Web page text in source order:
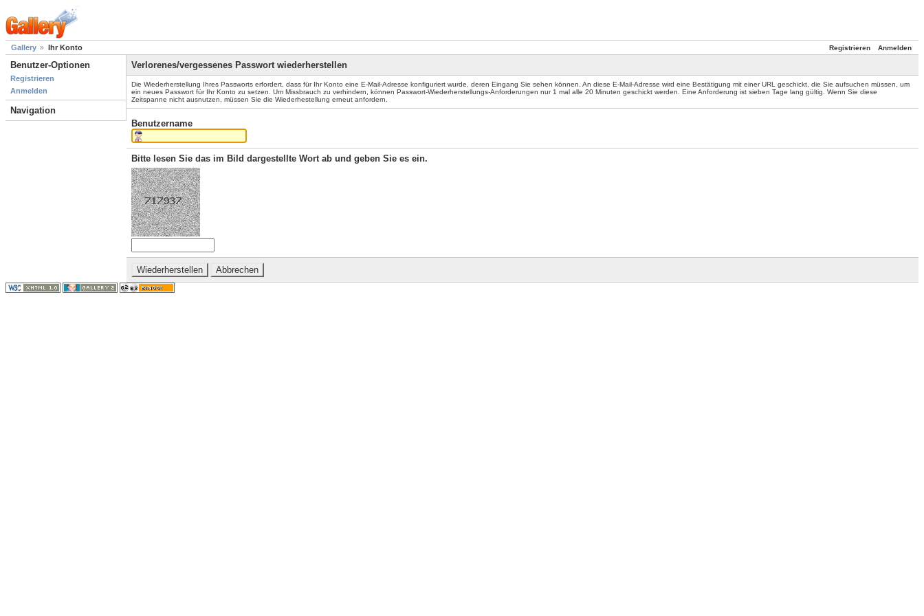
Registrieren Anmelden
Gallery Ihr Konto
Benutzer-Optionen
Registrieren
Anmelden
Navigation
Verlorenes/vergessenes Passwort wiederherstellen
Die Wiederherstellung Ihres Passworts erfordert, dass für Ihr Konto eine E-Mail-Adresse konfiguriert wurde, deren Eingang Sie sehen können. An diese E-Mail-Adresse wird eine Bestätigung mit einer URL geschickt, die Sie aufsuchen müssen, um
ein neues Passwort für Ihr Konto zu setzen. Um Missbrauch zu verhindern, können Passwort-Wiederherstellungs-Anforderungen nur 1 mal alle 20 Minuten geschickt werden. Eine Anforderung ist sieben Tage lang gültig. Wenn Sie diese
Zeitspanne nicht ausnutzen, müssen Sie die Wiederhestellung erneut anfordern.
Benutzername
Bitte lesen Sie das im Bild dargestellte Wort ab und geben Sie es ein.